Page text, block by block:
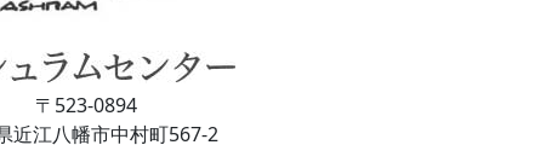
〒523-0894
近江⼋幡市中村町567-2